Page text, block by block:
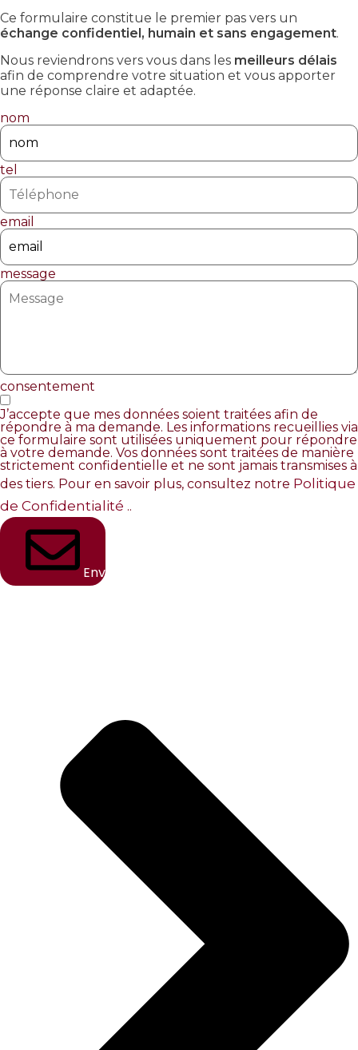
Ce formulaire constitue le premier pas vers un
échange confidentiel, humain et sans engagement.
Nous reviendrons vers vous dans les meilleurs délais
afin de comprendre votre situation et vous apporter
une réponse claire et adaptée.
nom
tel
email
message
consentement
J’accepte que mes données soient traitées afin de
répondre à ma demande. Les informations recueillies via
ce formulaire sont utilisées uniquement pour répondre
à votre demande. Vos données sont traitées de manière
strictement confidentielle et ne sont jamais transmises à
des tiers. Pour en savoir plus, consultez notre Politique
de Confidentialité ..
Envoyer